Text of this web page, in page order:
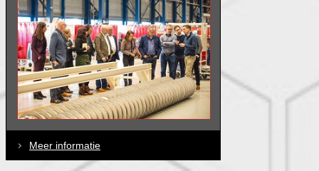
Meer informatie